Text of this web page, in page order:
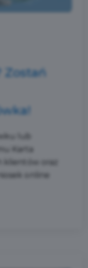
Zostań
lub
Karta
klientów oraz
online